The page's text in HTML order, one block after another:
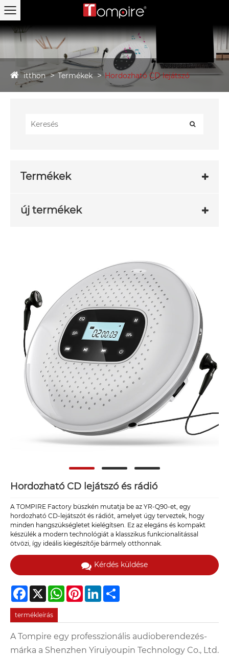
itthon Termékek Hordozható CD lejátszó
Termékek
új termékek
Hordozható CD lejátszó és rádió
A TOMPIRE Factory büszkén mutatja be az YR-Q90-et, egy
hordozható CD-lejátszót és rádiót, amelyet úgy terveztek, hogy
minden hangszükségletet kielégítsen. Ez az elegáns és kompakt
készülék a modern technológiát a klasszikus funkcionalitással
ötvözi, így ideális kiegészítője bármely otthonnak.
Kérdés küldése
Facebook
X WhatsAppPinterestLinkedIn
termékleírás
A Tompire egy professzionális audioberendezés-
márka a Shenzhen Yiruiyoupin Technology Co., Ltd.